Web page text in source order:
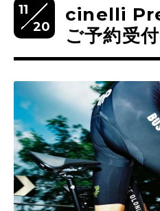
11
20
cinelli
ご予約受